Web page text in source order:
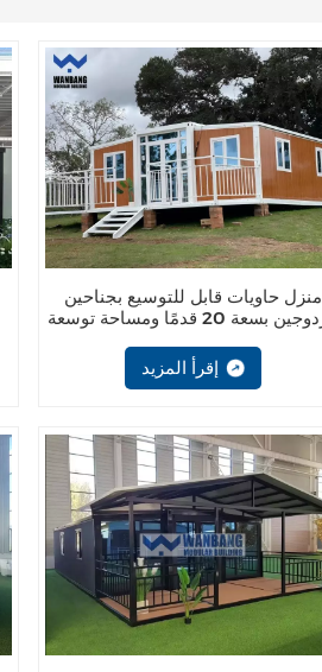
منزل حاويات قابل للتوسيع بجناحين
مزدوجين بسعة 20 قدمًا ومساحة توسعة
إقرأ المزيد